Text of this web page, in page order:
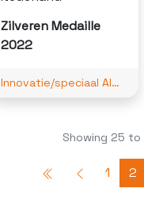
Zilveren Medaille
2022
Innovatie/speciaal Alcoholarm
Showing 25 to
1 2